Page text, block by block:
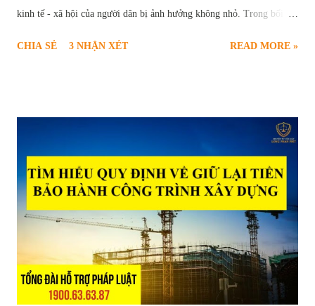
kinh tế - xã hội của người dân bị ảnh hưởng không nhỏ. Trong bối
thiết và chính đáng của nhiều hộ gia đình, cá nhân. Để giúp người dân
mới nhất tại Luật Đất đai năm 2024. Thủ tục yêu cầu xóa quy hoạch
hoạch treo là hiện tượng một khu vực đất đã được xác định trong kế
hoạch sử dụng đất, dự kiến thực hiện dự án nhưng trong nhiều năm
không được triển khai trên thực tế, dẫn đến việc đất rơi vào tình trạng
“chờ đợi”, không được sử dụng đúng mục...
CHIA SẺ 3 NHẬN XÉT READ MORE »